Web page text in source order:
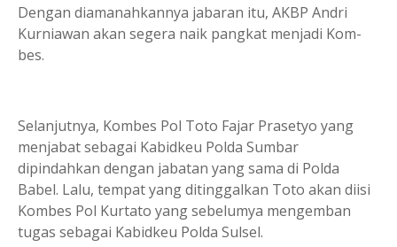
Dengan diamanahkannya jabaran itu, AKBP Andri
Kurniawan akan segera naik pangkat menjadi Kom­
bes.
Selanjutnya, Kombes Pol Toto Fajar Prasetyo yang
menjabat sebagai Kabidkeu Polda Sumbar
dipindahkan dengan jabatan yang sama di Polda
Babel. Lalu, tempat yang ditinggalkan Toto akan diisi
Kombes Pol Kurtato yang sebelumya mengemban
tugas sebagai Kabidkeu Polda Sulsel.